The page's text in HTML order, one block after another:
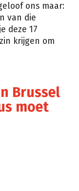
ons maar:
van die
deze 17
krijgen om
Brussel
moet